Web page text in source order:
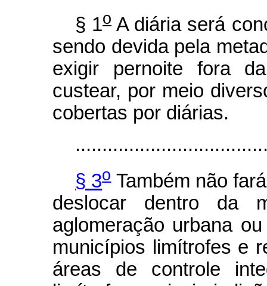
§ 1oA diária será
sendo devida pela
exigir pernoite fora
custear, por meio
cobertas por diárias.
§ 3oTambém não
deslocar dentro da
aglomeração urbana
municípios limítrofes e
áreas de controle